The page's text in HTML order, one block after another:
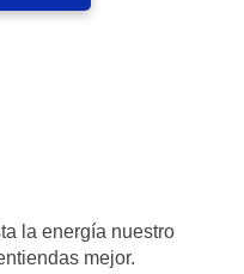
la energía nuestro
mejor.